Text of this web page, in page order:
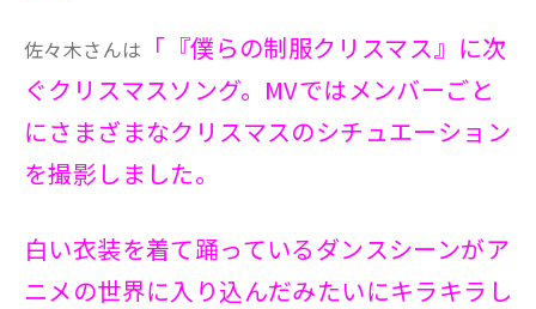
佐々木さんは 「『僕らの制服クリスマス』に次
ぐクリスマスソング。MVではメンバーごと
にさまざまなクリスマスのシチュエーション
を撮影しました。
白い衣装を着て踊っているダンスシーンがア
ニメの世界に入り込んだみたいにキラキラし